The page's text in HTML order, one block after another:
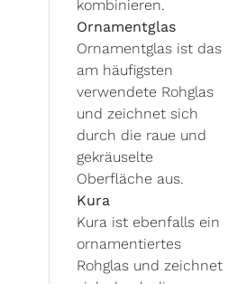
kombinieren.
Ornamentglas
Ornamentglas ist das
am häufigsten
verwendete Rohglas
und zeichnet sich
durch die raue und
gekräuselte
Oberfläche aus.
Kura
Kura ist ebenfalls ein
ornamentiertes
Rohglas und zeichnet